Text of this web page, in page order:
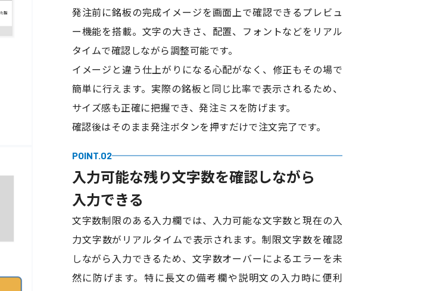
発注前に銘板の完成イメージを画面上で確認できるプレビュ
ー機能を搭載。文字の大きさ、配置、フォントなどをリアル
タイムで確認しながら調整可能です。
イメージと違う仕上がりになる心配がなく、修正もその場で
簡単に行えます。実際の銘板と同じ比率で表示されるため、
サイズ感も正確に把握でき、発注ミスを防げます。
確認後はそのまま発注ボタンを押すだけで注文完了です。
POINT.02
入力可能な残り文字数を確認しながら
入力できる
文字数制限のある入力欄では、入力可能な文字数と現在の入
力文字数がリアルタイムで表示されます。制限文字数を確認
しながら入力できるため、文字数オーバーによるエラーを未
然に防げます。特に長文の備考欄や説明文の入力時に便利